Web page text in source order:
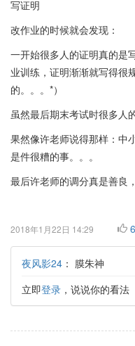
写证明
改作业的时候就会发现：
一开始很多人的证明真的是
业训练，证明渐渐就写得很
的。。。*）
虽然最后期末考试时很多人
果然像许老师说得那样：中
是件很糟的事。。。
最后许老师的调分真是善良
2018年1月22日 14:29 6
夜风影24 ： 膜朱神
立即登录 ，说说你的看法